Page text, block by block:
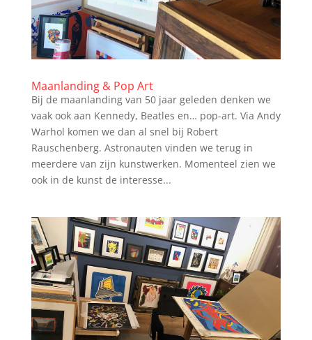
Maanlanding & Pop Art
Bij de maanlanding van 50 jaar geleden denken we
vaak ook aan Kennedy, Beatles en… pop-art. Via Andy
Warhol komen we dan al snel bij Robert
Rauschenberg. Astronauten vinden we terug in
meerdere van zijn kunstwerken. Momenteel zien we
ook in de kunst de interesse...